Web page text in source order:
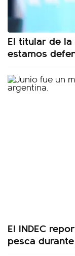
El titular de la
estamos
El INDEC
pesca